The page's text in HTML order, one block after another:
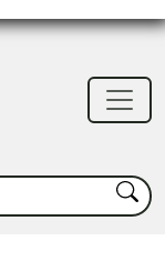
Buscar